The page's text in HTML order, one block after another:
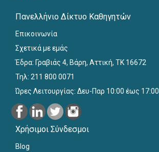
Πανελλήνιο Δίκτυο Καθηγητών
Επικοινωνία
Σχετικά με εμάς
Έδρα: Γραβιάς 4, Βάρη, Αττική, ΤΚ 16672
Τηλ: 211 800 0071
Ώρες Λειτουργίας: Δευ-Παρ 10:00 έως 17:00
Χρήσιμοι Σύνδεσμοι
Blog